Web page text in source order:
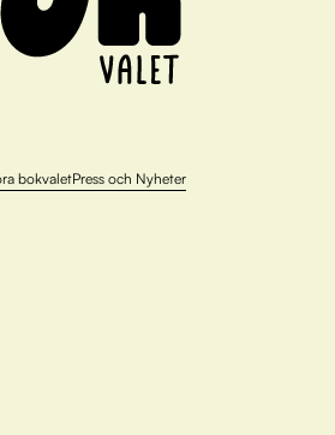
bokvaletPress och Nyheter